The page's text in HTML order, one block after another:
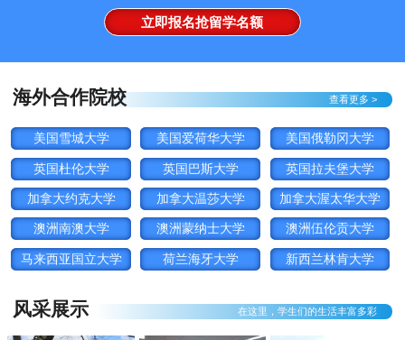
海外合作院校 查看更多 >
美国雪城大学 美国爱荷华大学 美国俄勒冈大学
英国杜伦大学 英国巴斯大学 英国拉夫堡大学
加拿大约克大学 加拿大温莎大学 加拿大渥太华大学
澳洲南澳大学 澳洲蒙纳士大学 澳洲伍伦贡大学
马来西亚国立大学 荷兰海牙大学 新西兰林肯大学
风采展示 在这里，学生们的生活丰富多彩